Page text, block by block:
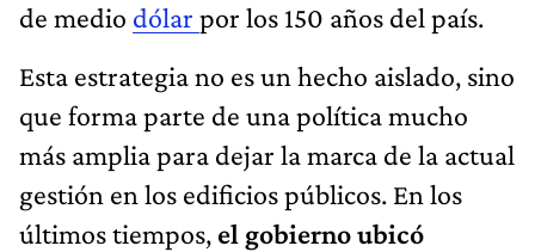
de medio dólar por los 150 años del país.
Esta estrategia no es un hecho aislado, sino
que forma parte de una política mucho
más amplia para dejar la marca de la actual
gestión en los edificios públicos. En los
últimos tiempos, el gobierno ubicó